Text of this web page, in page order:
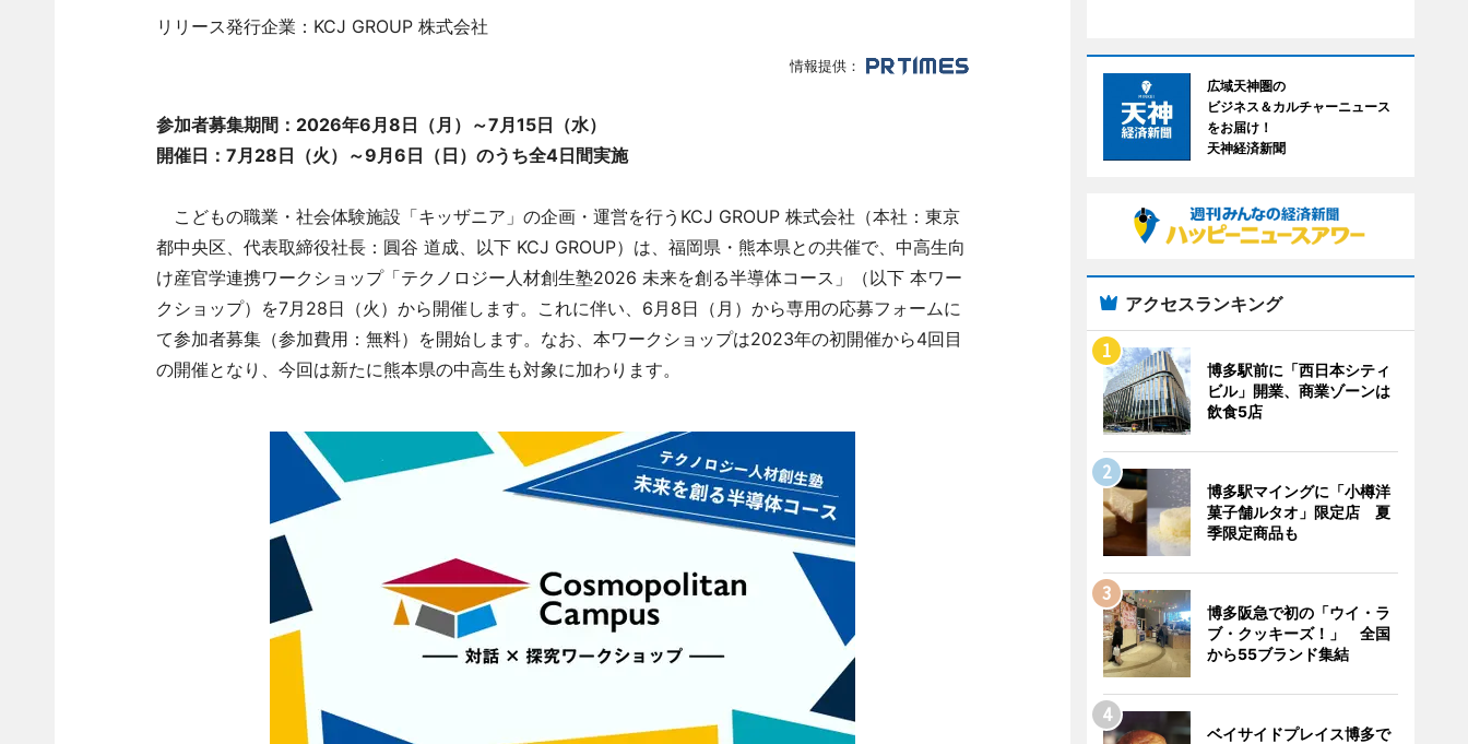
リリース発行企業：KCJ GROUP 株式会社
情報提供：
参加者募集期間：2026年6月8日（月）～7月15日（水）
開催日：7月28日（火）～9月6日（日）のうち全4日間実施
こどもの職業・社会体験施設「キッザニア」の企画・運営を行うKCJ GROUP 株式会社（本社：東京
都中央区、代表取締役社長：圓谷 道成、以下 KCJ GROUP）は、福岡県・熊本県との共催で、中高生向
け産官学連携ワークショップ「テクノロジー人材創生塾2026 未来を創る半導体コース」（以下 本ワー
クショップ）を7月28日（火）から開催します。これに伴い、6月8日（月）から専用の応募フォームに
て参加者募集（参加費用：無料）を開始します。なお、本ワークショップは2023年の初開催から4回目
の開催となり、今回は新たに熊本県の中高生も対象に加わります。
広域天神圏の
ビジネス＆カルチャーニュース
をお届け！
天神経済新聞
アクセスランキング
博多駅前に「西日本シティ
ビル」開業、商業ゾーンは
飲食5店
博多駅マイングに「小樽洋
菓子舗ルタオ」限定店 夏
季限定商品も
博多阪急で初の「ウイ・ラ
ブ・クッキーズ！」 全国
から55ブランド集結
ベイサイドプレイス博多で